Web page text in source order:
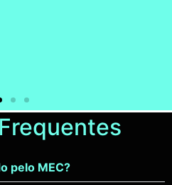
ON-LINE
pelo MEC?